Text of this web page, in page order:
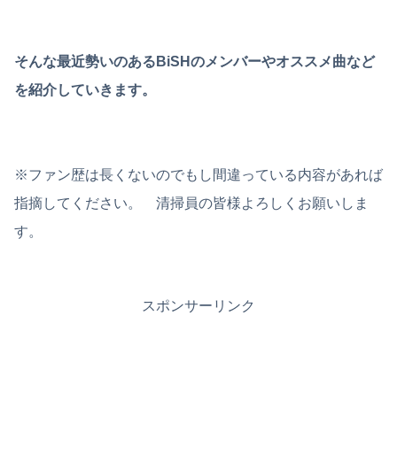
そんな最近勢いのあるBiSHのメンバーやオススメ曲など
を紹介していきます。
※ファン歴は長くないのでもし間違っている内容があれば
指摘してください。 清掃員の皆様よろしくお願いしま
す。
スポンサーリンク